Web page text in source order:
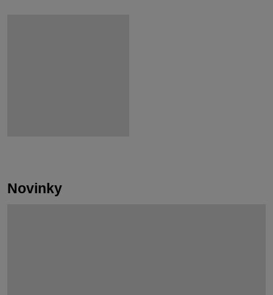
Novinky